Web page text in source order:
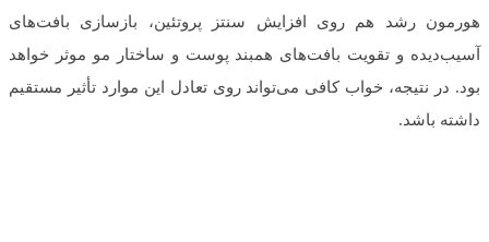
هورمون رشد هم روی افزایش سنتز پروتئین، بازسازی بافت‌های
آسیب‌دیده و تقویت بافت‌های همبند پوست و ساختار مو موثر خواهد
بود. در نتیجه، خواب کافی می‌تواند روی تعادل این موارد تأثیر مستقیم
داشته باشد.